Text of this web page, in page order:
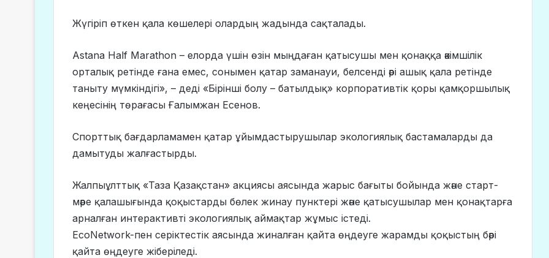
Жүгіріп өткен қала көшелері олардың жадында сақталады.
Astana Half Marathon – елорда үшін өзін мыңдаған қатысушы мен қонаққа әкімшілік
орталық ретінде ғана емес, сонымен қатар заманауи, белсенді әрі ашық қала ретінде
таныту мүмкіндігі», – деді «Бірінші болу – батылдық» корпоративтік қоры қамқоршылық
кеңесінің төрағасы Ғалымжан Есенов.
Спорттық бағдарламамен қатар ұйымдастырушылар экологиялық бастамаларды да
дамытуды жалғастырды.
Жалпыұлттық «Таза Қазақстан» акциясы аясында жарыс бағыты бойында және старт-
мәре қалашығында қоқыстарды бөлек жинау пунктері және қатысушылар мен қонақтарға
арналған интерактивті экологиялық аймақтар жұмыс істеді.
EcoNetwork-пен серіктестік аясында жиналған қайта өңдеуге жарамды қоқыстың бәрі
қайта өңдеуге жіберіледі.